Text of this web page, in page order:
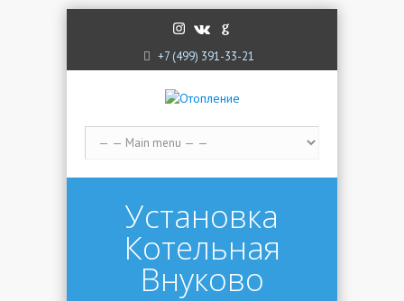
G
+7 (499) 391-33-21
Установка
Котельная
Внуково